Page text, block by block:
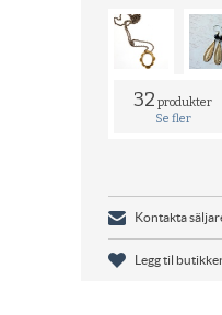
32 produkter
Se fler
Kontakta
Legg til